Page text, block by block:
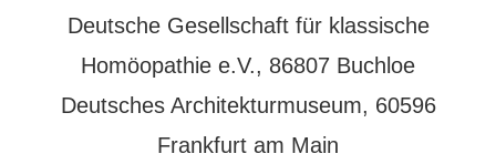
Deutsche Gesellschaft für klassische
Homöopathie e.V., 86807 Buchloe
Deutsches Architekturmuseum, 60596
Frankfurt am Main